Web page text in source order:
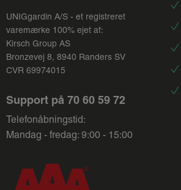
UNIGgardin A/S - et registreret
varemærke 100% ejet af:
Kirsch Group AS
Bronzevej 8, 8940 Randers SV
CVR 69974015
Support på 70 60 59 72
Telefonåbningstid:
Mandag - fredag: 9:00 - 15:00